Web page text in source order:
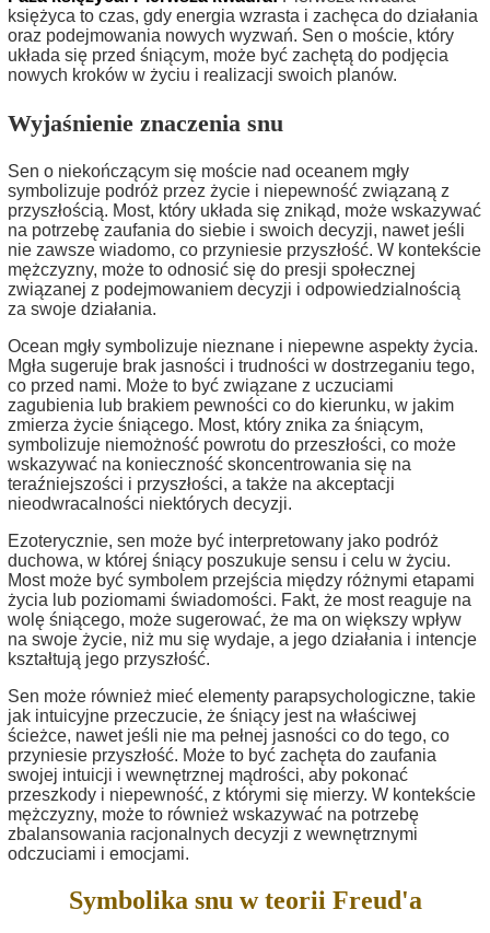
księżyca to czas, gdy energia wzrasta i zachęca do działania
oraz podejmowania nowych wyzwań. Sen o moście, który
układa się przed śniącym, może być zachętą do podjęcia
nowych kroków w życiu i realizacji swoich planów.
Wyjaśnienie znaczenia snu
Sen o niekończącym się moście nad oceanem mgły
symbolizuje podróż przez życie i niepewność związaną z
przyszłością. Most, który układa się znikąd, może wskazywać
na potrzebę zaufania do siebie i swoich decyzji, nawet jeśli
nie zawsze wiadomo, co przyniesie przyszłość. W kontekście
mężczyzny, może to odnosić się do presji społecznej
związanej z podejmowaniem decyzji i odpowiedzialnością
za swoje działania.
Ocean mgły symbolizuje nieznane i niepewne aspekty życia.
Mgła sugeruje brak jasności i trudności w dostrzeganiu tego,
co przed nami. Może to być związane z uczuciami
zagubienia lub brakiem pewności co do kierunku, w jakim
zmierza życie śniącego. Most, który znika za śniącym,
symbolizuje niemożność powrotu do przeszłości, co może
wskazywać na konieczność skoncentrowania się na
teraźniejszości i przyszłości, a także na akceptacji
nieodwracalności niektórych decyzji.
Ezoterycznie, sen może być interpretowany jako podróż
duchowa, w której śniący poszukuje sensu i celu w życiu.
Most może być symbolem przejścia między różnymi etapami
życia lub poziomami świadomości. Fakt, że most reaguje na
wolę śniącego, może sugerować, że ma on większy wpływ
na swoje życie, niż mu się wydaje, a jego działania i intencje
kształtują jego przyszłość.
Sen może również mieć elementy parapsychologiczne, takie
jak intuicyjne przeczucie, że śniący jest na właściwej
ścieżce, nawet jeśli nie ma pełnej jasności co do tego, co
przyniesie przyszłość. Może to być zachęta do zaufania
swojej intuicji i wewnętrznej mądrości, aby pokonać
przeszkody i niepewność, z którymi się mierzy. W kontekście
mężczyzny, może to również wskazywać na potrzebę
zbalansowania racjonalnych decyzji z wewnętrznymi
odczuciami i emocjami.
Symbolika snu w teorii Freud'a